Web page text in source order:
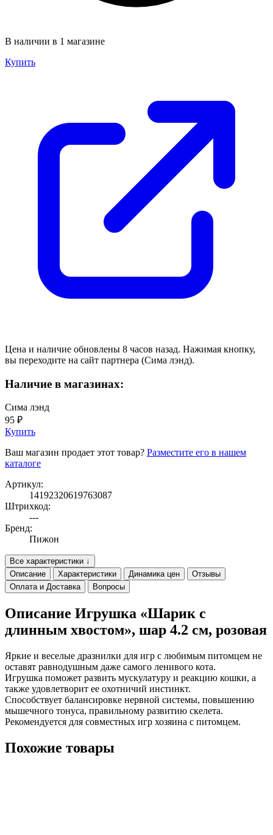
В наличии в 1 магазине
Купить
Цена и наличие обновлены 8 часов назад. Нажимая кнопку,
вы переходите на сайт партнера (Сима лэнд).
Наличие в магазинах:
Сима лэнд
95 ₽
Купить
Ваш магазин продает этот товар? Разместите его в нашем
каталоге
Артикул:
14192320619763087
Штрихкод:
---
Бренд:
Пижон
Все характеристики ↓
Описание
Характеристики Динамика цен
Отзывы
Оплата и Доставка
Вопросы
Описание Игрушка «Шарик с
длинным хвостом», шар 4.2 см, розовая
Яркие и веселые дразнилки для игр с любимым питомцем не
оставят равнодушным даже самого ленивого кота.
Игрушка поможет развить мускулатуру и реакцию кошки, а
также удовлетворит ее охотничий инстинкт.
Способствует балансировке нервной системы, повышению
мышечного тонуса, правильному развитию скелета.
Рекомендуется для совместных игр хозяина с питомцем.
Похожие товары